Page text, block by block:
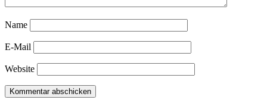
Name
E-Mail
Website